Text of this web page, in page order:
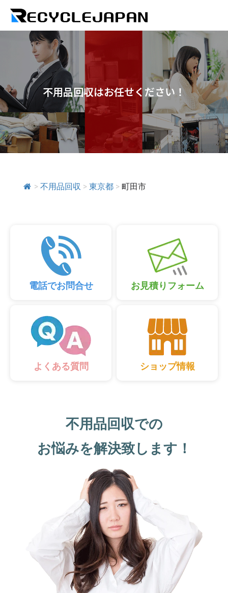
不用品回収はお任せください！
> 不用品回収 > 東京都 > 町田市
電話でお問合せ お見積りフォーム
よくある質問 ショップ情報
不用品回収での
お悩みを解決致します！